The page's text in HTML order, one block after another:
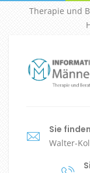
Therapie und
Sie
Walter-